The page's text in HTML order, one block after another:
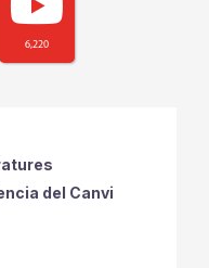
6,220
del Canvi